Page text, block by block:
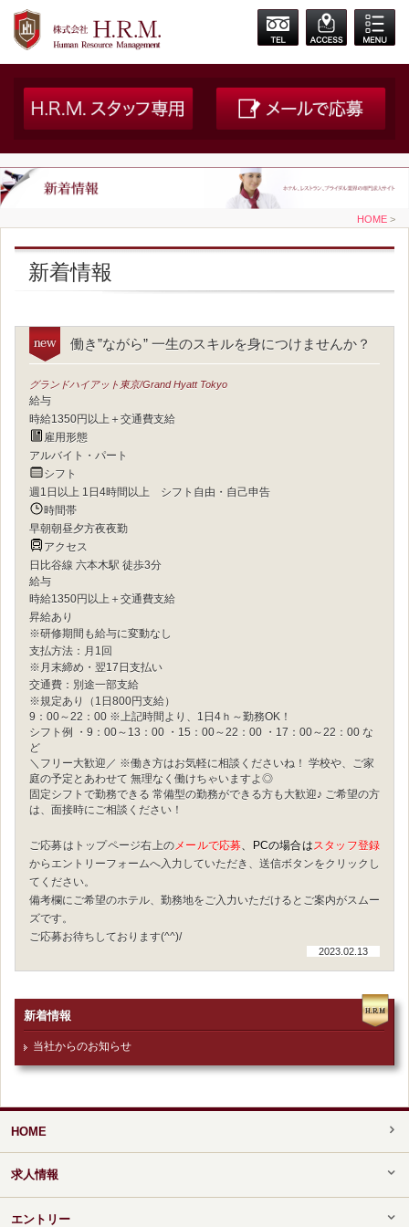
HOME >
新着情報
働き”ながら” 一生のスキルを身につけませんか？
グランドハイアット東京/Grand Hyatt Tokyo
給与
時給1350円以上＋交通費支給
雇用形態
アルバイト・パート
シフト
週1日以上 1日4時間以上 シフト自由・自己申告
時間帯
早朝朝昼夕方夜夜勤
アクセス
日比谷線 六本木駅 徒歩3分
給与
時給1350円以上＋交通費支給
昇給あり
※研修期間も給与に変動なし
支払方法： 月1回
※月末締め・翌17日支払い
交通費： 別途一部支給
※規定あり（1日800円支給）
9：00～22：00 ※上記時間より、1日4ｈ～勤務OK！
シフト例 ・9：00～13：00 ・15：00～22：00 ・17：00～22：00 な
ど
＼フリー大歓迎／ ※働き方はお気軽に相談くださいね！ 学校や、ご家
庭の予定とあわせて 無理なく働けちゃいますよ◎
固定シフトで勤務できる 常備型の勤務ができる方も大歓迎♪ ご希望の方
は、面接時にご相談ください！
ご応募はトップページ右上のメールで応募、PCの場合はスタッフ登録
からエントリーフォームへ入力していただき、送信ボタンをクリックし
てください。
備考欄にご希望のホテル、勤務地をご入力いただけるとご案内がスムー
ズです。
ご応募お待ちしております(^^)/
2023.02.13
新着情報
当社からのお知らせ
HOME
求人情報
エントリー